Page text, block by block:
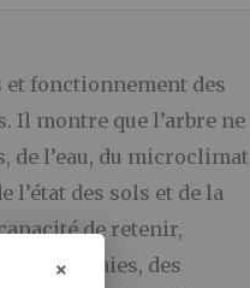
et fonctionnement des
Il montre que l’arbre ne
de l’eau, du microclimat
l’état des sols et de la
de retenir,
des haies, des
×